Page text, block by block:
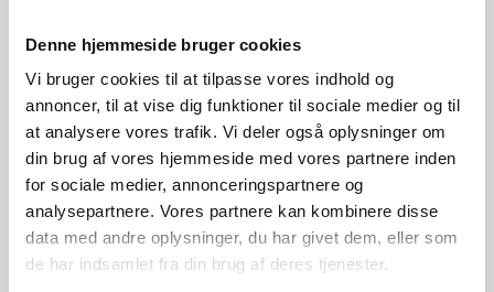
Denne hjemmeside bruger cookies
Vi bruger cookies til at tilpasse vores indhold og
annoncer, til at vise dig funktioner til sociale medier og til
at analysere vores trafik. Vi deler også oplysninger om
din brug af vores hjemmeside med vores partnere inden
for sociale medier, annonceringspartnere og
analysepartnere. Vores partnere kan kombinere disse
data med andre oplysninger, du har givet dem, eller som
de har indsamlet fra din brug af deres tjenester.
Har du spørgsmål?
Vi står klar til at hjælpe med spørgsmål om produkter,
service eller andet. Kontakt os for professionel rådgivning
og sparring.